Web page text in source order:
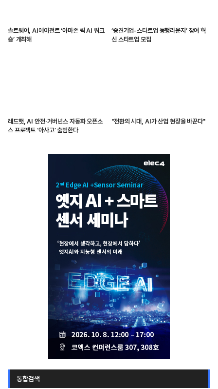
솔트웨어, AI에이전트 ‘아마존 퀵 AI 워크
숍’ 개최해
‘중견기업-스타트업 동행라운지’ 참여 혁
신 스타트업 모집
레드햇, AI 안전·거버넌스 자동화 오픈소
스 프로젝트 ‘아사고’ 출범한다
"전환의 시대, AI가 산업 현장을 바꾼다"
통합검색